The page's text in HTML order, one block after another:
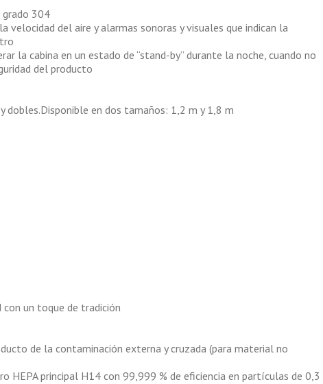
grado 304
velocidad del aire y alarmas sonoras y visuales que indican la
la cabina en un estado de “stand-by” durante la noche, cuando no
del producto
dobles.Disponible en dos tamaños: 1,2 m y 1,8 m
con un toque de tradición
de la contaminación externa y cruzada (para material no
HEPA principal H14 con 99,999 % de eficiencia en partículas de 0,3